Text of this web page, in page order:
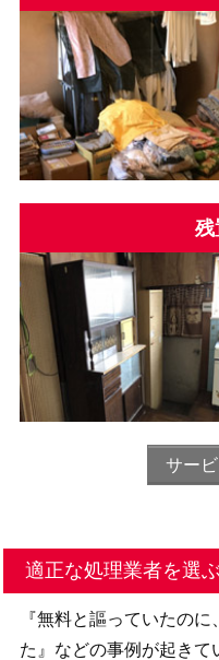
残
サー
適正な処理業者を選
『無料と謳っていたの
た』などの事例が起きて